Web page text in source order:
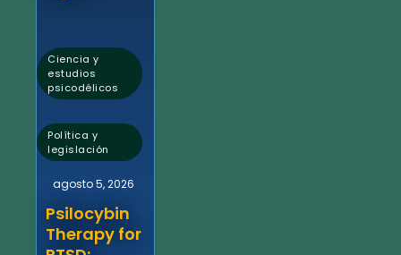
Ciencia y
estudios
psicodélicos
,
Política y
legislación
agosto 5, 2026
Psilocybin
Therapy for